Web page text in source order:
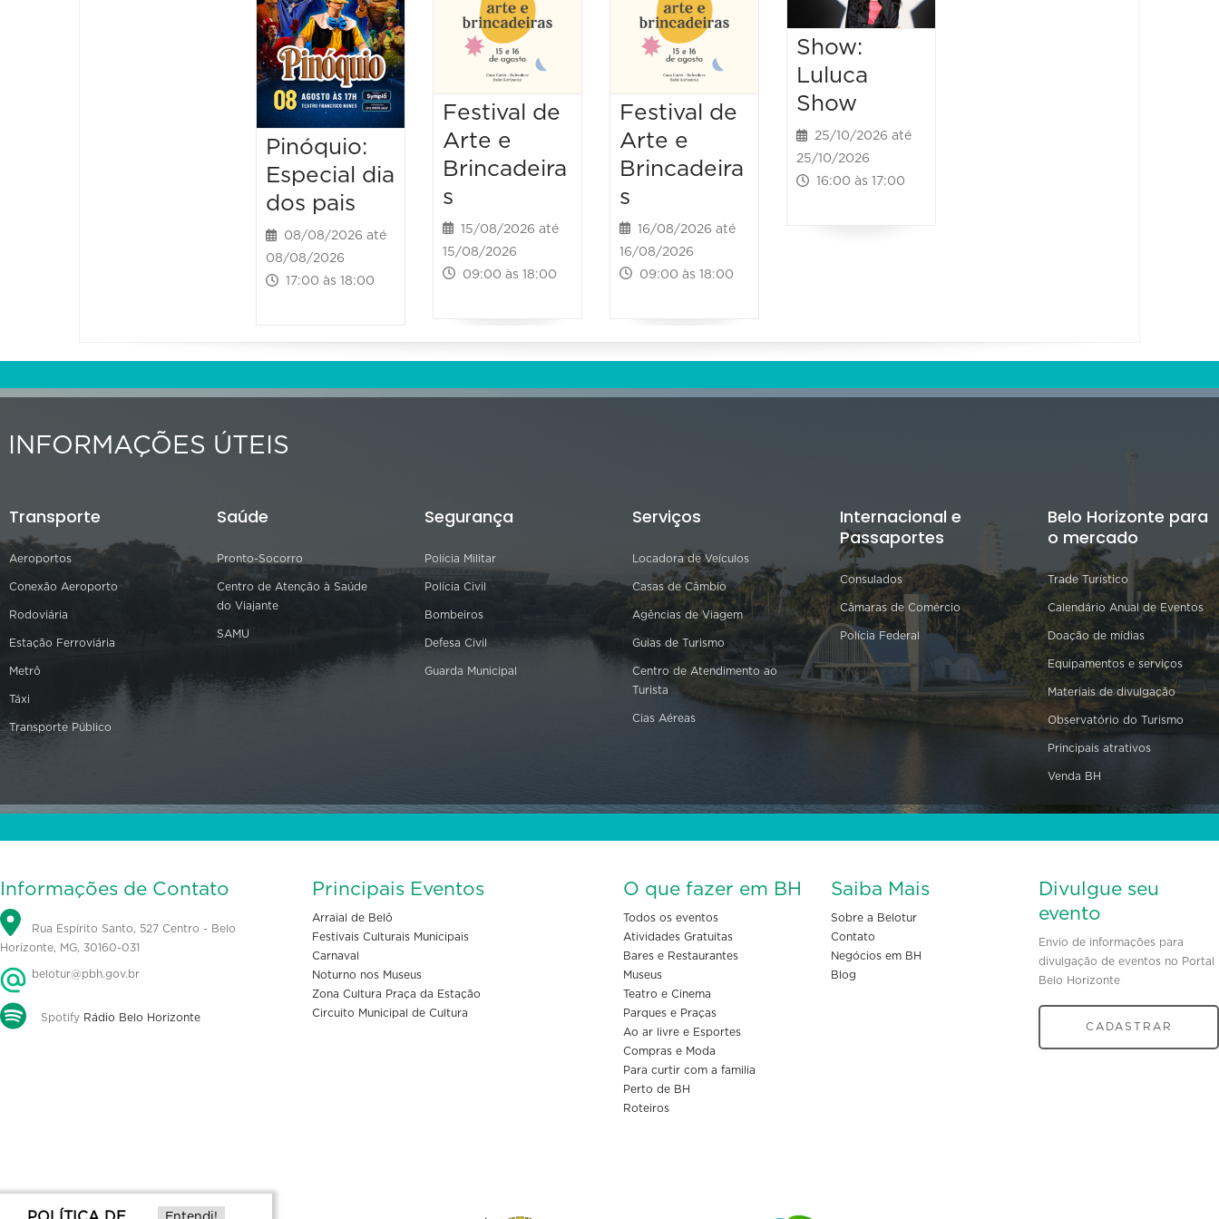
Pinóquio:
Especial dia
dos pais
08/08/2026 até
08/08/2026
17:00 às 18:00
Festival de
Arte e
Brincadeira
s
15/08/2026 até
15/08/2026
09:00 às 18:00
Festival de
Arte e
Brincadeira
s
16/08/2026 até
16/08/2026
09:00 às 18:00
Show:
Luluca
Show
25/10/2026 até
25/10/2026
16:00 às 17:00
INFORMAÇÕES ÚTEIS
Transporte
Aeroportos
Conexão Aeroporto
Rodoviária
Estação Ferroviária
Metrô
Táxi
Transporte Público
Saúde
Pronto-Socorro
Centro de Atenção à Saúde
do Viajante
SAMU
Segurança
Polícia Militar
Polícia Civil
Bombeiros
Defesa Civil
Guarda Municipal
Serviços
Locadora de Veículos
Casas de Câmbio
Agências de Viagem
Guias de Turismo
Centro de Atendimento ao
Turista
Cias Aéreas
Internacional e
Passaportes
Consulados
Câmaras de Comércio
Polícia Federal
Belo Horizonte para
o mercado
Trade Turístico
Calendário Anual de Eventos
Doação de mídias
Equipamentos e serviços
Materiais de divulgação
Observatório do Turismo
Principais atrativos
Venda BH
Informações de Contato
Rua Espírito Santo, 527 Centro - Belo
Horizonte, MG, 30160-031
belotur@pbh.gov.br
Spotify Rádio Belo Horizonte
Principais Eventos
Arraial de Belô
Festivais Culturais Municipais
Carnaval
Noturno nos Museus
Zona Cultura Praça da Estação
Circuito Municipal de Cultura
O que fazer em BH
Todos os eventos
Atividades Gratuitas
Bares e Restaurantes
Museus
Teatro e Cinema
Parques e Praças
Ao ar livre e Esportes
Compras e Moda
Para curtir com a familia
Perto de BH
Roteiros
Saiba Mais
Sobre a Belotur
Contato
Negócios em BH
Blog
Divulgue seu
evento
Envio de informações para
divulgação de eventos no Portal
Belo Horizonte
CADASTRAR